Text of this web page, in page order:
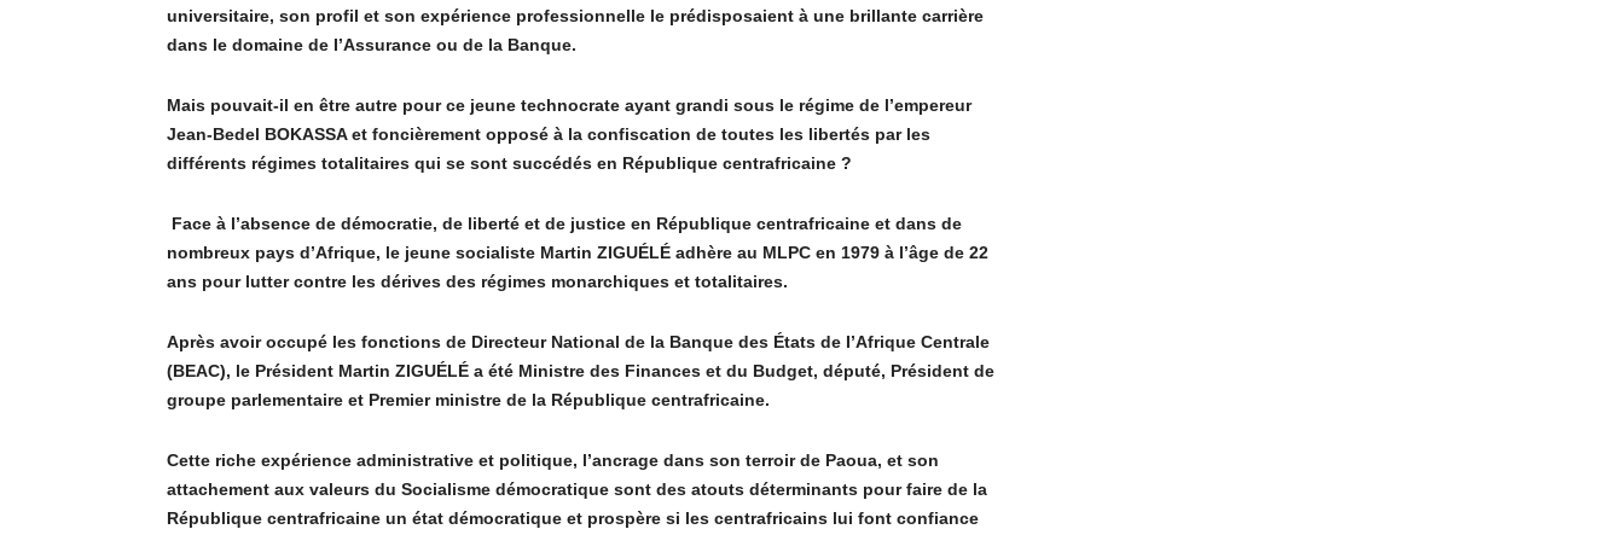
universitaire, son profil et son expérience professionnelle le prédisposaient à une brillante carrière
dans le domaine de I’Assurance ou de la Banque.
Mais pouvait-il en être autre pour ce jeune technocrate ayant grandi sous le régime de l’empereur
Jean-Bedel BOKASSA et foncièrement opposé à la confiscation de toutes les libertés par les
différents régimes totalitaires qui se sont succédés en République centrafricaine ?
Face à l’absence de démocratie, de liberté et de justice en République centrafricaine et dans de
nombreux pays d’Afrique, le jeune socialiste Martin ZIGUÉLÉ adhère au MLPC en 1979 à l’âge de 22
ans pour lutter contre les dérives des régimes monarchiques et totalitaires.
Après avoir occupé les fonctions de Directeur National de la Banque des États de I’Afrique Centrale
(BEAC), le Président Martin ZIGUÉLÉ a été Ministre des Finances et du Budget, député, Président de
groupe parlementaire et Premier ministre de la République centrafricaine.
Cette riche expérience administrative et politique, l’ancrage dans son terroir de Paoua, et son
attachement aux valeurs du Socialisme démocratique sont des atouts déterminants pour faire de la
République centrafricaine un état démocratique et prospère si les centrafricains lui font confiance